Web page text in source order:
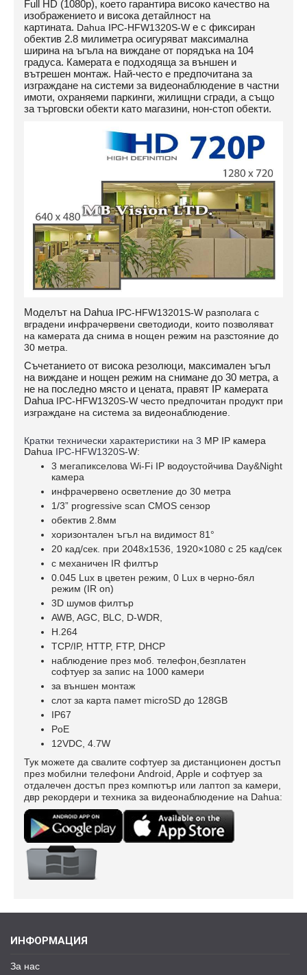
Full HD (1080p), което гарантира високо качество на
изображението и висока детайлност на
картината. Dahua IPC-HFW1320S-W е с фиксиран
обектив 2.8 милиметра осигуряват максимална
ширина на ъгъла на виждане от порядъка на 104
градуса. Камерата е подходяща за външен и
вътрешен монтаж. Най-често е предпочитана за
изграждане на системи за видеонаблюдение в частни
имоти, охраняеми паркинги, жилищни сгради, а също
за търговски обекти като магазини, нон-стоп обекти.
Моделът на Dahua IPC-HFW13201S-W разполага с
вградени инфрачервени светодиоди, които позволяват
на камерата да снима в нощен режим на разстояние до
30 метра.
Съчетанието от висока резолюци, максимален ъгъл
на виждане и нощен режим на снимане до 30 метра, а
не на последно място и цената, правят IP камерата
Dahua IPC-HFW1320S-W често предпочитан продукт при
изграждане на система за видеонаблюдение.
Кратки технически характеристики на 3 MP IP камера
Dahua IPC-HFW1320S-W:
3 мегапикселова Wi-Fi IP водоустойчива Day&Night
камера
инфрачервено осветление до 30 метра
1/3” progressive scan CMOS сензор
обектив 2.8мм
хоризонтален ъгъл на видимост 81°
20 кад/сек. при 2048х1536, 1920×1080 с 25 кад/сек
c механичен IR филтър
0.045 Lux в цветен режим, 0 Lux в черно-бял
режим (IR on)
3D шумов филтър
AWB, AGC, BLC, D-WDR,
H.264
TCP/IP, HTTP, FTP, DHCP
наблюдение през моб. телефон,безплатен
софтуер за запис на 1000 камери
за външен монтаж
слот за карта памет microSD до 128GB
IP67
PoE
12VDC, 4.7W
Тук можете да свалите софтуер за дистанционен достъп
през мобилни телефони Android, Apple и софтуер за
отдалечен достъп през компютър или лаптоп за камери,
двр рекордери и техника за видеонаблюдение на Dahua:
ИНФОРМАЦИЯ
За нас